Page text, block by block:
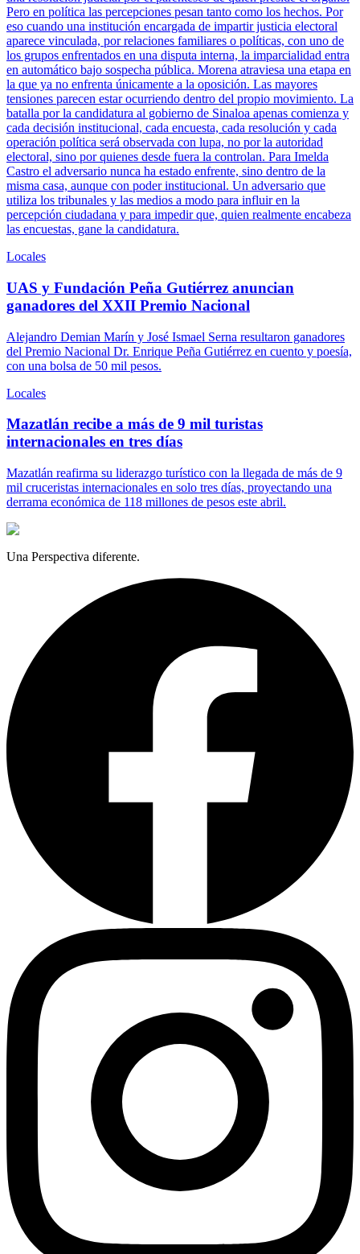
Pero en política las percepciones pesan tanto como los hechos. Por
eso cuando una institución encargada de impartir justicia electoral
aparece vinculada, por relaciones familiares o políticas, con uno de
los grupos enfrentados en una disputa interna, la imparcialidad entra
en automático bajo sospecha pública. Morena atraviesa una etapa en
la que ya no enfrenta únicamente a la oposición. Las mayores
tensiones parecen estar ocurriendo dentro del propio movimiento. La
batalla por la candidatura al gobierno de Sinaloa apenas comienza y
cada decisión institucional, cada encuesta, cada resolución y cada
operación política será observada con lupa, no por la autoridad
electoral, sino por quienes desde fuera la controlan. Para Imelda
Castro el adversario nunca ha estado enfrente, sino dentro de la
misma casa, aunque con poder institucional. Un adversario que
utiliza los tribunales y las medios a modo para influir en la
percepción ciudadana y para impedir que, quien realmente encabeza
las encuestas, gane la candidatura.
Locales
UAS y Fundación Peña Gutiérrez anuncian
ganadores del XXII Premio Nacional
Alejandro Demian Marín y José Ismael Serna resultaron ganadores
del Premio Nacional Dr. Enrique Peña Gutiérrez en cuento y poesía,
con una bolsa de 50 mil pesos.
Locales
Mazatlán recibe a más de 9 mil turistas
internacionales en tres días
Mazatlán reafirma su liderazgo turístico con la llegada de más de 9
mil cruceristas internacionales en solo tres días, proyectando una
derrama económica de 118 millones de pesos este abril.
Una Perspectiva diferente.